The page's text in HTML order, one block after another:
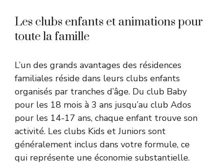
Les clubs enfants et animations pour
toute la famille
L’un des grands avantages des résidences
familiales réside dans leurs clubs enfants
organisés par tranches d’âge. Du club Baby
pour les 18 mois à 3 ans jusqu’au club Ados
pour les 14-17 ans, chaque enfant trouve son
activité. Les clubs Kids et Juniors sont
généralement inclus dans votre formule, ce
qui représente une économie substantielle.